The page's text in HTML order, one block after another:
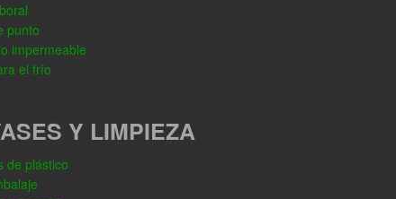
punto
impermeable
el frío
Y LIMPIEZA
de plástico